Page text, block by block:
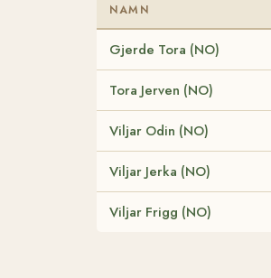
NAMN
Gjerde Tora (NO)
Tora Jerven (NO)
Viljar Odin (NO)
Viljar Jerka (NO)
Viljar Frigg (NO)